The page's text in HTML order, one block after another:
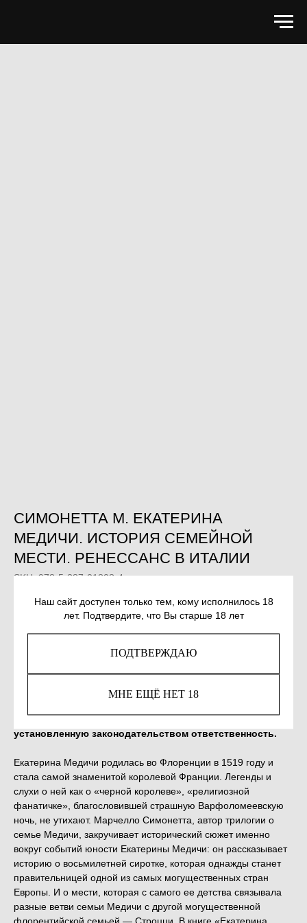
Наш сайт доступен только тем, кому исполнилось 18
лет. Подтвердите, что Вы старше 18 лет
ПОДТВЕРЖДАЮ
МНЕ ЕЩЁ НЕТ 18
СИМОНЕТТА М. ЕКАТЕРИНА
МЕДИЧИ. ИСТОРИЯ СЕМЕЙНОЙ
МЕСТИ. РЕНЕССАНС В ИТАЛИИ
SKU:978-5-387-01808-4
3 287 р.
Незаконное потребление наркотических средств,
здоровью, их незаконный оборот запрещён и влечет
установленную законодательством ответственность.
Екатерина Медичи родилась во Флоренции в 1519 году и
стала самой знаменитой королевой Франции. Легенды и
слухи о ней как о «черной королеве», «религиозной
фанатичке», благословившей страшную Варфоломеевскую
ночь, не утихают. Марчелло Симонетта, автор трилогии о
семье Медичи, закручивает исторический сюжет именно
вокруг событий юности Екатерины Медичи: он рассказывает
историю о восьмилетней сиротке, которая однажды станет
правительницей одной из самых могущественных стран
Европы. И о мести, которая с самого ее детства связывала
разные ветви семьи Медичи с другой могущественной